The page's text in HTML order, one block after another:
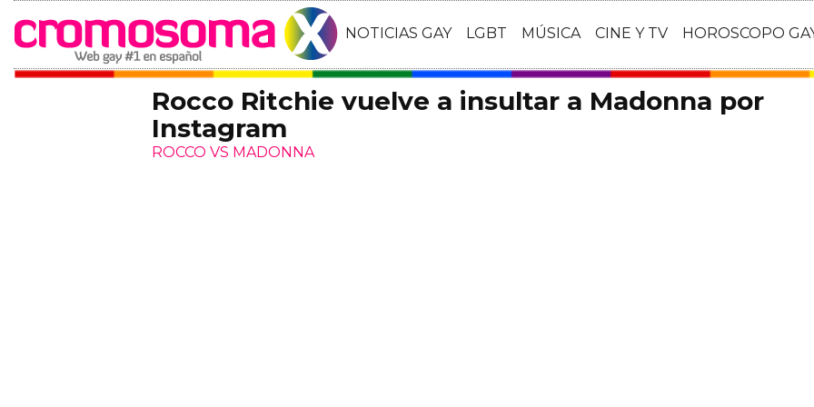
NOTICIAS GAY LGBT MÚSICA CINE Y TV HOROSCOPO
Rocco Ritchie vuelve a insultar a Madonna por
Instagram
ROCCO VS MADONNA